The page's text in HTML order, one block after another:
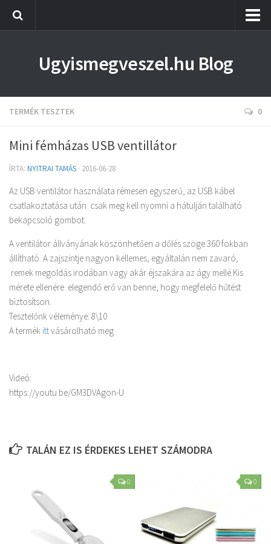
Termék tesztek
Ugyismegveszel.hu Blog
TERMÉK TESZTEK 0
Mini fémházas USB ventillátor
ÍRTA: NYITRAI TAMÁS · 2016-06-28
Az USB ventilátor használata rémesen egyszerű, az USB kábel
csatlakoztatása után csak meg kell nyomni a hátulján található
bekapcsoló gombot.
A ventilátor állványának köszönhetően a dőlés szöge 360 fokban
állítható. A zajszintje nagyon kellemes, egyáltalán nem zavaró,
remek megoldás irodában vagy akár éjszakára az ágy mellé.Kis
mérete ellenére elegendő erő van benne, hogy megfelelő hűtést
biztosítson.
Tesztelőnk véleménye: 8\10
A termék ittvásárolható meg
Videó:
https://youtu.be/GM3DVAgon-U
TALÁN EZ IS ÉRDEKES LEHET SZÁMODRA
0 0